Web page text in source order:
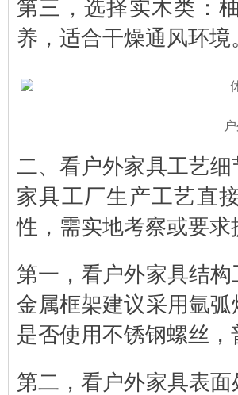
第三，选择实木类：
养，适合干燥通风环
二、看户外家具工艺
家具工厂生产工艺直
性，需实地考察或要
第一，看户外家具结
金属框架建议采用氩
是否使用不锈钢螺丝
第二，看户外家具表